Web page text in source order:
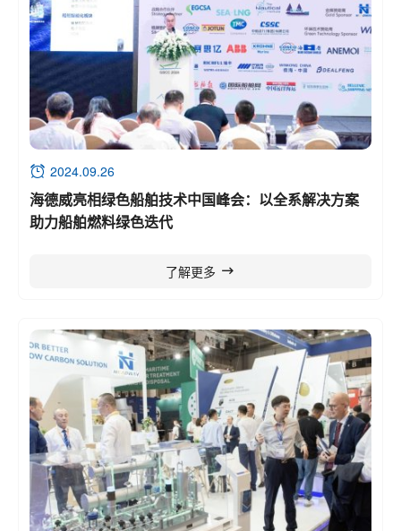
2024.09.26
海德威亮相绿色船舶技术中国峰会：以全系解决方案
助力船舶燃料绿色迭代
了解更多